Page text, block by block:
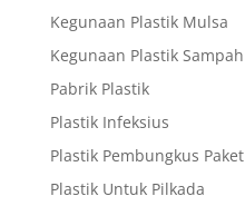
Kegunaan Plastik Mulsa
Kegunaan Plastik Sampah
Pabrik Plastik
Plastik Infeksius
Plastik Pembungkus Paket
Plastik Untuk Pilkada